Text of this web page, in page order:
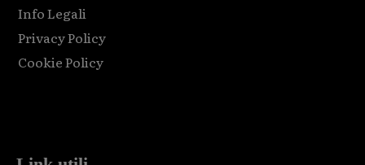
Info Legali
Privacy Policy
Cookie Policy